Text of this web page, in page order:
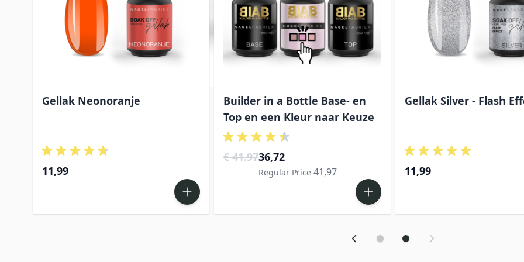
Gellak Neonoranje
11,99
Builder in a Bottle Base- en
Top en een Kleur naar Keuze
De prijs is afhankelijk van de gekozen opties op de productpagina
€ 41.9736,72
Regular Price 41,97
Gellak Silver - Flash
11,99